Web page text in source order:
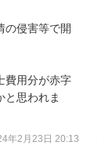
の侵害等で開
費用分が赤字
と思われま
年2月23日 20:13